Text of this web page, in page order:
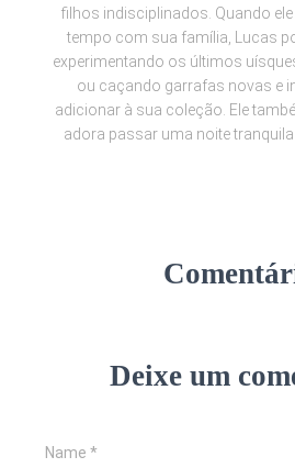
filhos indisciplinados. Quando
tempo com sua família, Lucas
experimentando os últimos
ou caçando garrafas novas e
adicionar à sua coleção. Ele
adora passar uma noite
Deixe um
Name *